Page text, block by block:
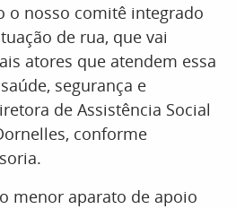
o nosso comitê integrado
de rua, que vai
atores que atendem essa
segurança e
de Assistência Social
conforme
menor aparato de apoio